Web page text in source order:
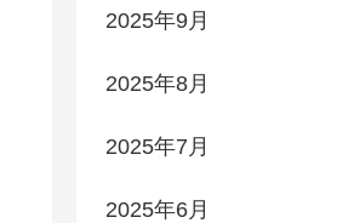
2025年9月
2025年8月
2025年7月
2025年6月